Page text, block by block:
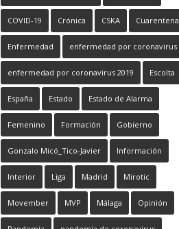
COVID-19 Crónica CSKA Cuarentena
Enfermedad enfermedad por coronavirus
enfermedad por coronavirus 2019 Escolta
España Estado Estado de Alarma
Femenino Formación Gobierno
Gonzalo Micó_Tico-Javier Información
Interior Liga Madrid Mirotic
Movember MVP Málaga Opinión